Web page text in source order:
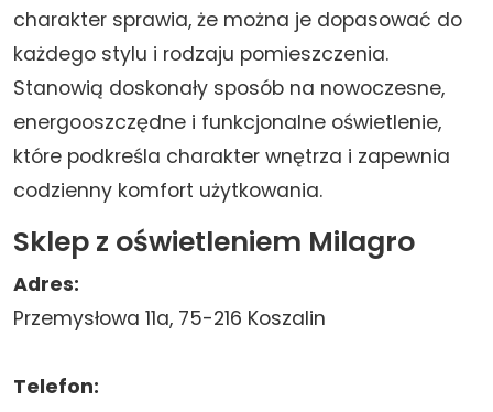
charakter sprawia, że można je dopasować do
każdego stylu i rodzaju pomieszczenia.
Stanowią doskonały sposób na nowoczesne,
energooszczędne i funkcjonalne oświetlenie,
które podkreśla charakter wnętrza i zapewnia
codzienny komfort użytkowania.
Sklep z oświetleniem Milagro
Adres:
Przemysłowa 11a, 75-216 Koszalin
Telefon: